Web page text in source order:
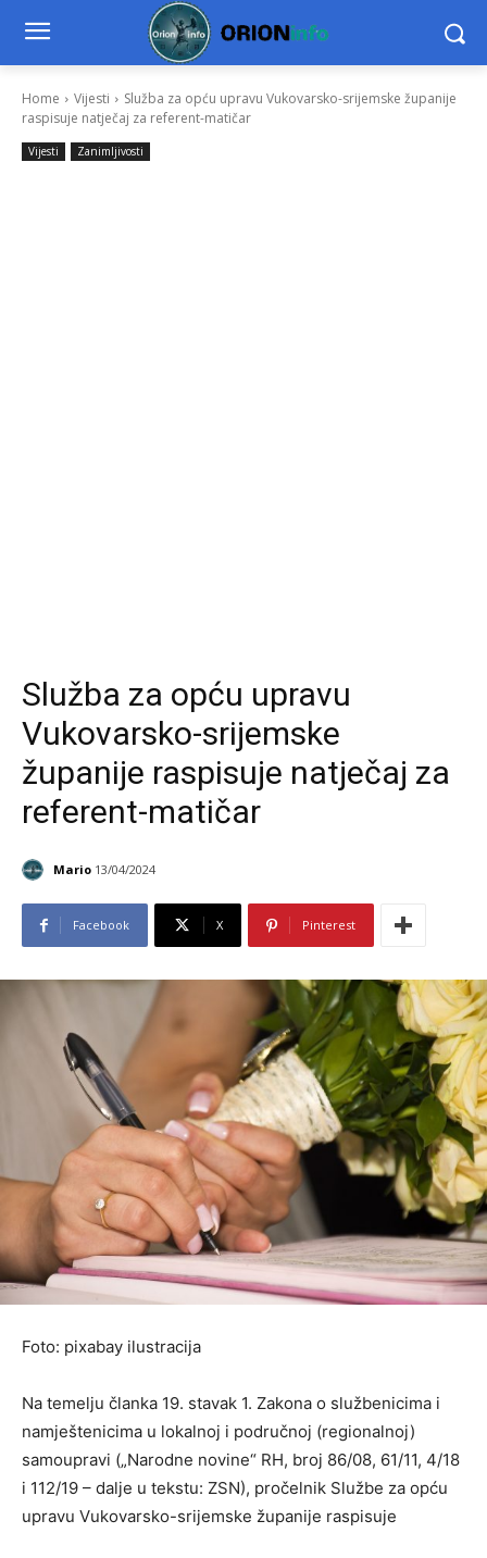
Home Vijesti
Služba za opću upravu Vukovarsko-srijemske županije
raspisuje natječaj za referent-matičar
Vijesti Zanimljivosti
Služba za opću upravu
Vukovarsko-srijemske
županije raspisuje natječaj za
referent-matičar
Mario 13/04/2024
Facebook X Pinterest
Foto: pixabay ilustracija
Na temelju članka 19. stavak 1. Zakona o službenicima i
namještenicima u lokalnoj i područnoj (regionalnoj)
samoupravi („Narodne novine“ RH, broj 86/08, 61/11, 4/18
i 112/19 – dalje u tekstu: ZSN), pročelnik Službe za opću
upravu Vukovarsko-srijemske županije raspisuje